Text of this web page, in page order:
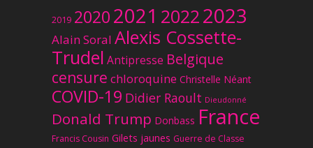
2019 20202021 20222023
Alain Soral Alexis Cossette-
Trudel Antipresse Belgique
censure chloroquine Christelle Néant
COVID-19 Didier Raoult Dieudonné
Donald Trump Donbass France
Francis Cousin Gilets jaunes Guerre de Classe